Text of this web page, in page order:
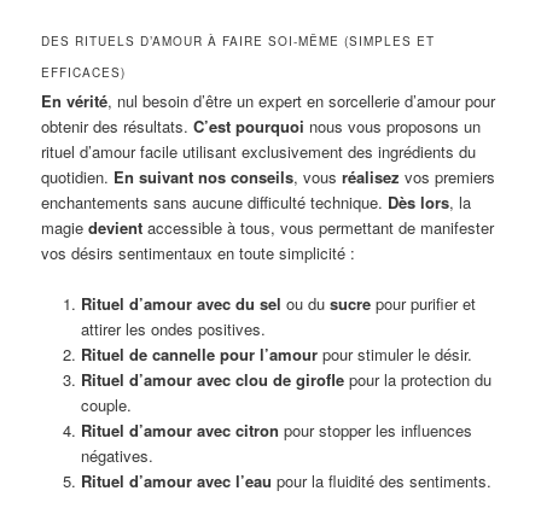
DES RITUELS D’AMOUR À FAIRE SOI-MÊME (SIMPLES ET
EFFICACES)
En vérité, nul besoin d’être un expert en sorcellerie d’amour pour
obtenir des résultats.C’est pourquoi nous vous proposons un
rituel d’amour facile utilisant exclusivement des ingrédients du
quotidien. En suivant nos conseils, vousréalisez vos premiers
enchantements sans aucune difficulté technique. Dès lors, la
magiedevient accessible à tous, vous permettant de manifester
vos désirs sentimentaux en toute simplicité :
Rituel d’amour avec du sel ou du sucrepour purifier et
attirer les ondes positives.
Rituel de cannelle pour l’amourpour stimuler le désir.
Rituel d’amour avec clou de giroflepour la protection du
couple.
Rituel d’amour avec citron pour stopper les influences
négatives.
Rituel d’amour avec l’eau pour la fluidité des sentiments.